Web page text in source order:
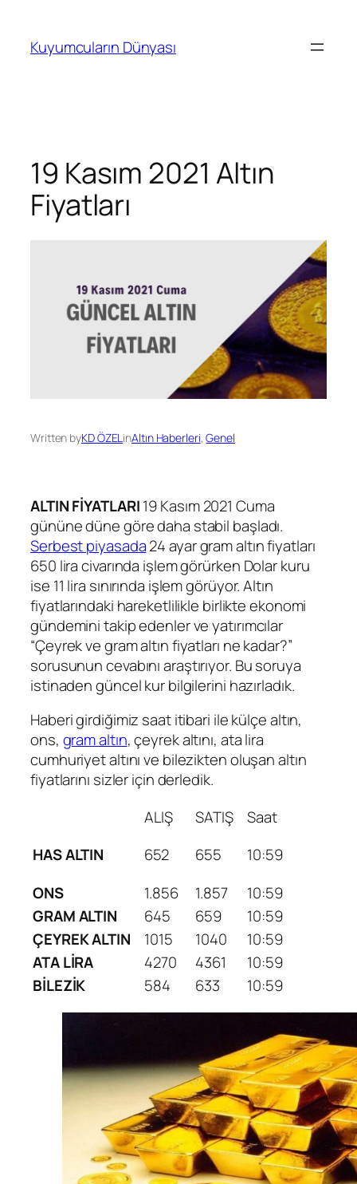
Kuyumcuların Dünyası
19 Kasım 2021 Altın
Fiyatları
Written byKD ÖZEL inAltın Haberleri, Genel
ALTIN FİYATLARI19 Kasım 2021 Cuma
gününe düne göre daha stabil başladı.
Serbest piyasada24 ayar gram altın fiyatları
650 lira civarında işlem görürken Dolar kuru
ise 11 lira sınırında işlem görüyor. Altın
fiyatlarındaki hareketlilikle birlikte ekonomi
gündemini takip edenler ve yatırımcılar
“Çeyrek ve gram altın fiyatları ne kadar?”
sorusunun cevabını araştırıyor. Bu soruya
istinaden güncel kur bilgilerini hazırladık.
Haberi girdiğimiz saat itibari ile külçe altın,
ons, gram altın, çeyrek altını, ata lira
cumhuriyet altını ve bilezikten oluşan altın
fiyatlarını sizler için derledik.
ALIŞ
SATIŞ
Saat
HAS ALTIN
652 655
10:59
ONS
1.856 1.857
10:59
GRAM ALTIN
645 659
10:59
ÇEYREK ALTIN
1015 1040
10:59
ATA LİRA
4270 4361
10:59
BİLEZİK
584 633 10:59